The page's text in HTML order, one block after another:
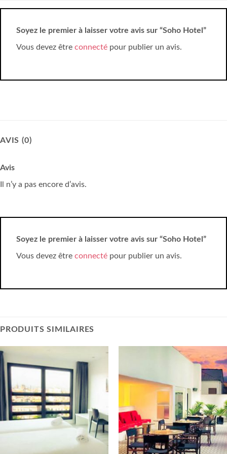
Soyez le premier à laisser votre avis sur “Soho Hotel”
Vous devez être connecté pour publier un avis.
AVIS (0)
Avis
Il n’y a pas encore d’avis.
Soyez le premier à laisser votre avis sur “Soho Hotel”
Vous devez être connecté pour publier un avis.
PRODUITS SIMILAIRES